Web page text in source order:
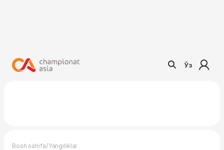
Ўз
Bosh sahifa/Yangiliklar